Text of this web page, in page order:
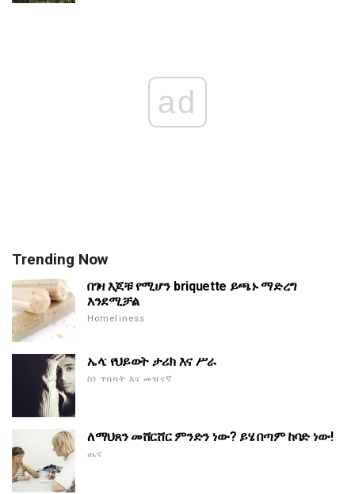
ad
Trending Now
በገዛ እጆቹ የሚሆን briquette ይጫኑ ማድረግ
እንደሚቻል
Homeliness
ኤላ: የህይወት ታሪክ እና ሥራ
ስነ ጥበባት እና መዝናኛ
ለማህጸን መሸርሸር ምንድን ነው? ይሄ በጣም ከባድ ነው!
ጤና